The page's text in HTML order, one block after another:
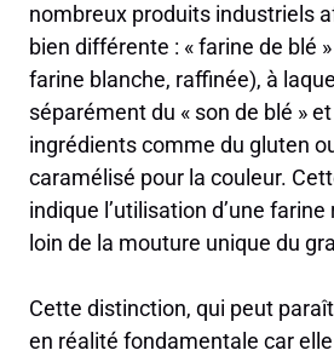
nombreux produits industriels
bien différente : « farine de blé
farine blanche, raffinée), à
séparément du « son de blé »
ingrédients comme du gluten
caramélisé pour la couleur.
indique l’utilisation d’une
loin de la mouture unique du
Cette distinction, qui peut
en réalité fondamentale car